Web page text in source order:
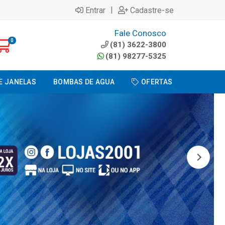
Entrar | Cadastre-se
0
Fale Conosco
(81) 3622-3800
(81) 98277-5325
JANELAS BOMBAS DE AGUA OFERTAS